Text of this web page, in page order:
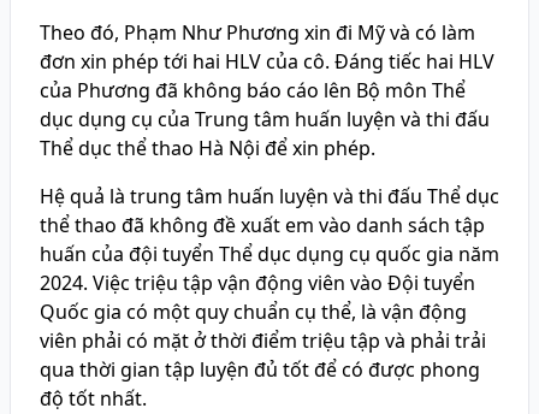
Theo đó, Phạm Như Phương xin đi Mỹ và có làm
đơn xin phép tới hai HLV của cô. Đáng tiếc hai HLV
của Phương đã không báo cáo lên Bộ môn Thể
dục dụng cụ của Trung tâm huấn luyện và thi đấu
Thể dục thể thao Hà Nội để xin phép.
Hệ quả là trung tâm huấn luyện và thi đấu Thể dục
thể thao đã không đề xuất em vào danh sách tập
huấn của đội tuyển Thể dục dụng cụ quốc gia năm
2024. Việc triệu tập vận động viên vào Đội tuyển
Quốc gia có một quy chuẩn cụ thể, là vận động
viên phải có mặt ở thời điểm triệu tập và phải trải
qua thời gian tập luyện đủ tốt để có được phong
độ tốt nhất.